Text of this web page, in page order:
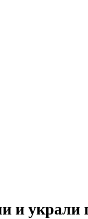
и украли